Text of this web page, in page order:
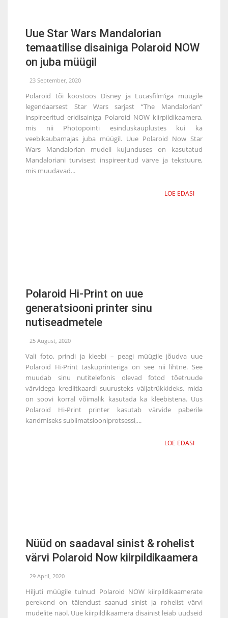
Uue Star Wars Mandalorian
temaatilise disainiga Polaroid NOW
on juba müügil
23 September, 2020
Polaroid tõi koostöös Disney ja Lucasfilm’iga müügile
legendaarsest Star Wars sarjast “The Mandalorian”
inspireeritud eridisainiga Polaroid NOW kiirpildikaamera,
mis nii Photopointi esinduskauplustes kui ka
veebikaubamajas juba müügil. Uue Polaroid Now Star
Wars Mandalorian mudeli kujunduses on kasutatud
Mandaloriani turvisest inspireeritud värve ja tekstuure,
mis muudavad...
LOE EDASI
Polaroid Hi-Print on uue
generatsiooni printer sinu
nutiseadmetele
25 August, 2020
Vali foto, prindi ja kleebi – peagi müügile jõudva uue
Polaroid Hi·Print taskuprinteriga on see nii lihtne. See
muudab sinu nutitelefonis olevad fotod tõetruude
värvidega krediitkaardi suurusteks väljatrükkideks, mida
on soovi korral võimalik kasutada ka kleebistena. Uus
Polaroid Hi-Print printer kasutab värvide paberile
kandmiseks sublimatsiooniprotsessi,...
LOE EDASI
Nüüd on saadaval sinist & rohelist
värvi Polaroid Now kiirpildikaamera
29 April, 2020
Hiljuti müügile tulnud Polaroid NOW kiirpildikaamerate
perekond on täiendust saanud sinist ja rohelist värvi
mudelite näol. Uue kiirpildikaamera disainist leiab uudseid